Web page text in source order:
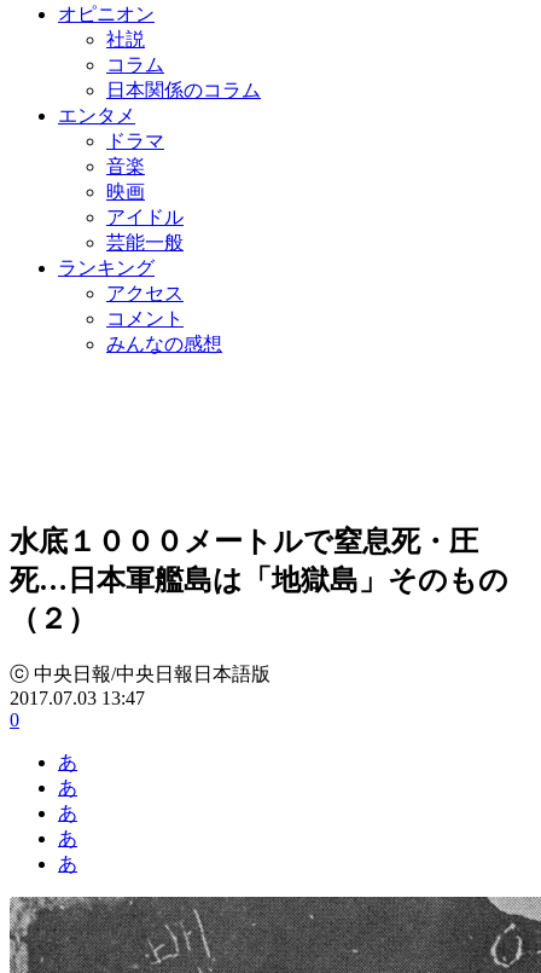
オピニオン
社説
コラム
日本関係のコラム
エンタメ
ドラマ
音楽
映画
アイドル
芸能一般
ランキング
アクセス
コメント
みんなの感想
水底１０００メートルで窒息死・圧
死…日本軍艦島は「地獄島」そのもの
（２）
ⓒ 中央日報/中央日報日本語版
2017.07.03 13:47
0
あ
あ
あ
あ
あ